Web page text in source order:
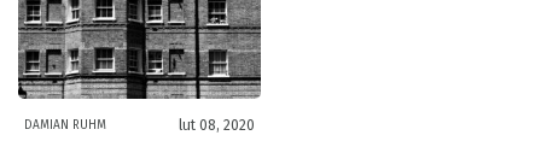
DAMIAN RUHM lut 08, 2020